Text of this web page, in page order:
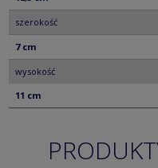
szerokość
7 cm
wysokość
11 cm